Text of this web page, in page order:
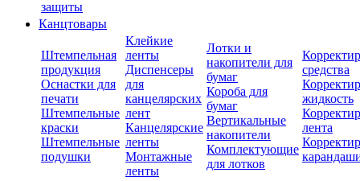
защиты
Канцтовары
Штемпельная
продукция
Оснастки для
печати
Штемпельные
краски
Штемпельные
подушки
Клейкие
ленты
Диспенсеры
для
канцелярских
лент
Канцелярские
ленты
Монтажные
ленты
Лотки и
накопители для
бумаг
Короба для
бумаг
Вертикальные
накопители
Комплектующие
для лотков
средства
жидкость
лента